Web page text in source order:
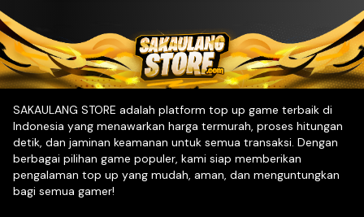
SAKAULANG STORE adalah platform top up game terbaik di
Indonesia yang menawarkan harga termurah, proses hitungan
detik, dan jaminan keamanan untuk semua transaksi. Dengan
berbagai pilihan game populer, kami siap memberikan
pengalaman top up yang mudah, aman, dan menguntungkan
bagi semua gamer!